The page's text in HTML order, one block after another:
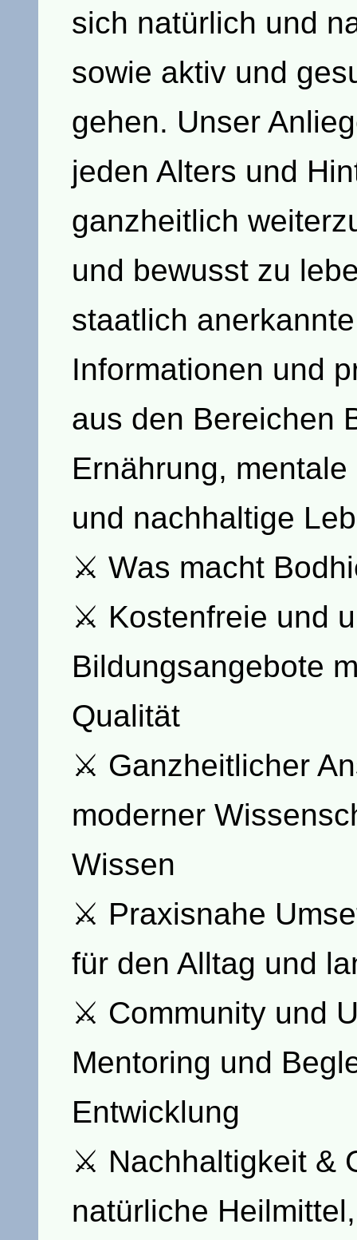
sich natürlich und
sowie aktiv und
gehen. Unser
jeden Alters und
ganzheitlich
und bewusst zu
staatlich
Informationen und
aus den Bereichen
Ernährung,
und nachhaltige
⚔ Was macht
⚔ Kostenfreie und
Bildungsangebote
Qualität
⚔ Ganzheitlicher
moderner
Wissen
⚔ Praxisnahe
für den Alltag und
⚔ Community und
Mentoring und
Entwicklung
⚔ Nachhaltigkeit &
natürliche